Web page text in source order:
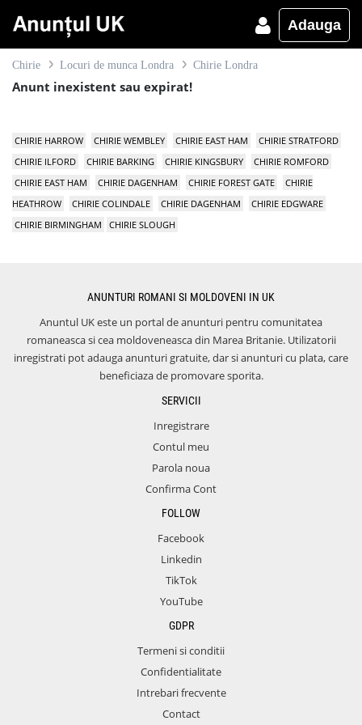
Adauga
Chirie Locuri de munca Londra Chirie Londra
Anunt inexistent sau expirat!
CHIRIE HARROW CHIRIE WEMBLEY CHIRIE EAST HAM
CHIRIE STRATFORD
CHIRIE ILFORD
CHIRIE BARKING CHIRIE KINGSBURY
CHIRIE ROMFORD
CHIRIE EAST HAM
CHIRIE DAGENHAM CHIRIE FOREST GATE
CHIRIE
HEATHROW
CHIRIE COLINDALE CHIRIE DAGENHAM
CHIRIE EDGWARE
CHIRIE BIRMINGHAM
CHIRIE SLOUGH
ANUNTURI ROMANI SI MOLDOVENI IN UK
Anuntul UK este un portal de anunturi pentru comunitatea
romaneasca si cea moldoveneasca din Marea Britanie. Utilizatorii
inregistrati pot adauga anunturi gratuite, dar si anunturi cu plata, care
beneficiaza de promovare sporita.
SERVICII
Inregistrare
Contul meu
Parola noua
Confirma Cont
FOLLOW
Facebook
Linkedin
TikTok
YouTube
GDPR
Termeni si conditii
Confidentialitate
Intrebari frecvente
Contact